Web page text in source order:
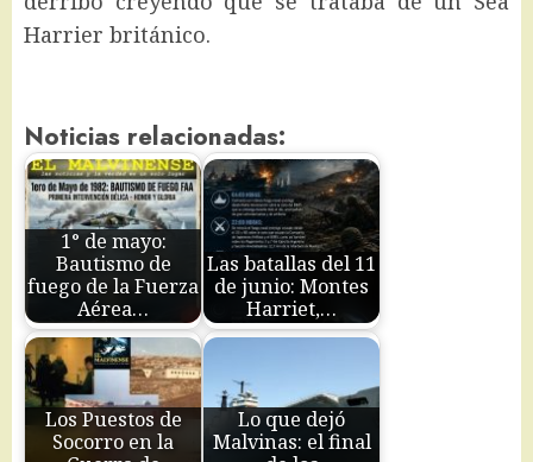
Harrier británico.
Noticias relacionadas:
1° de mayo:
Bautismo de
fuego de la Fuerza
Aérea…
Las batallas del 11
de junio: Montes
Harriet,…
Los Puestos de
Socorro en la
Lo que dejó
Malvinas: el final